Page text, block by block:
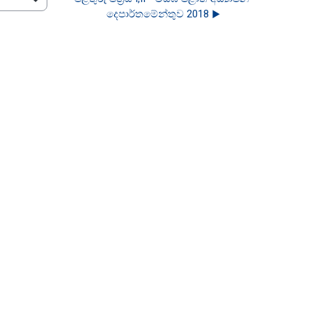
දෙපාර්තමේන්තුව 2018 ▶︎